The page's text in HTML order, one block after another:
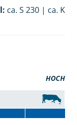
ca. S 230 | ca. K
HOCH